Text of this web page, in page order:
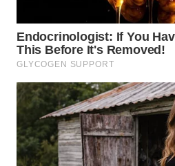
qualidade de vida?
A imprudência nem sempre
extremo. Muitas vezes, ela se
atenção, viver sob estresse
exames, guardar raiva e
máquina são exemplos
Na prática, o conselho de